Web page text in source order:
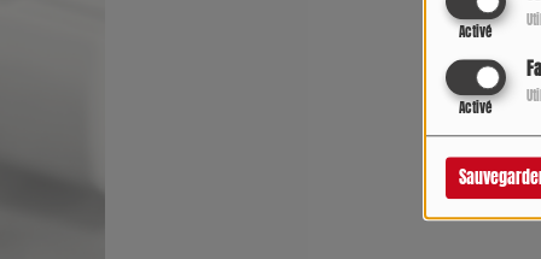
Activé
Activé